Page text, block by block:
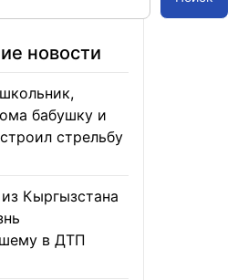
новости
бабушку и
стрельбу
Кыргызстана
в ДТП